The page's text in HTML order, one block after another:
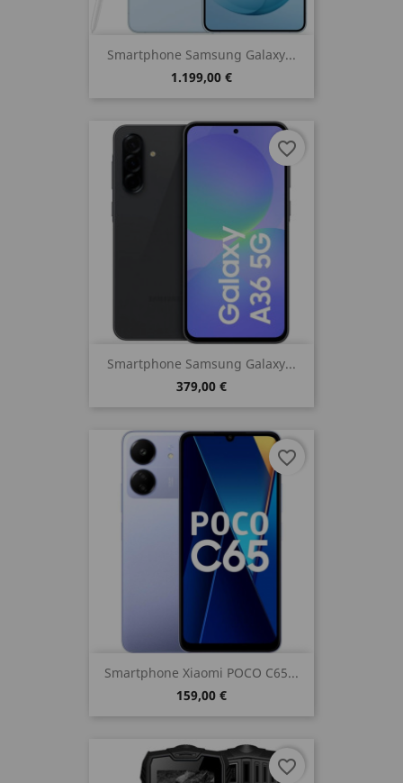
Smartphone Samsung Galaxy...
1.199,00 €
Smartphone Samsung Galaxy...
379,00 €
favorite_border
Smartphone Xiaomi POCO C65...
159,00 €
favorite_border
favorite_border